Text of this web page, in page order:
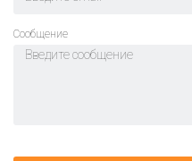
Cообщение